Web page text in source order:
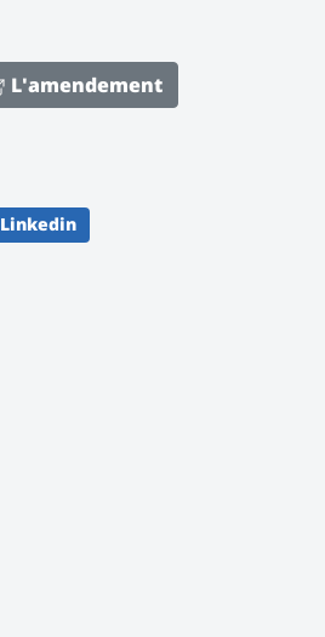
L'amendement
Linkedin